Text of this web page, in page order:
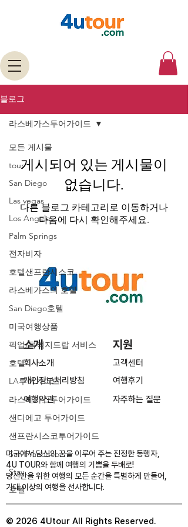
블로그
모든 게시물
tour
San Diego
Las vegas
Los Angeles
Palm Springs
전자비자
호텔샌프란시스코
라스베가스의 호텔
San Diego호텔
미국여행상품
픽업/목적지드랍 서비스
호텔
LA투어가이드
라스베가스투어가이드
샌디에고 투어가이드
샌프란시스코투어가이드
San Francisco
Stay
호텔
라스베가스투어가이드
게시되어 있는 게시물이
없습니다.
다른 블로그 카테고리로 이동하거나
다음에 다시 확인해주세요.
소개
회사소개
개인정보처리방침
여행약관
지원
고객센터
여행후기
​자주하는 질문
미국에서 당신의 꿈을 이루어 주는 진정한 동행자,
4U TOUR와 함께 여행의 기쁨을 두배로!
당신만을 위한 여행의 모든 순간을 특별하게 만들어,
기대 이상의 여행을 선사합니다.
© 2026 4Utour All Rights Reserved.